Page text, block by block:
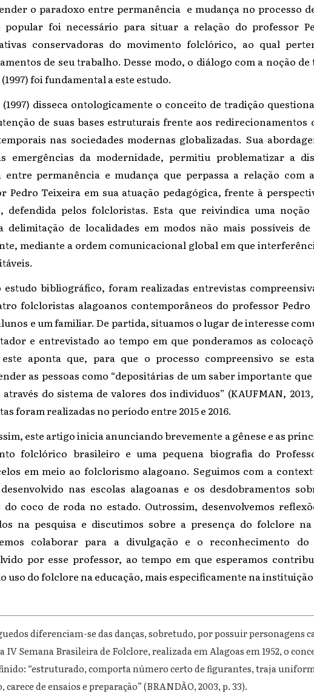
o paradoxo entre permanência e mudança no processo
popular foi necessário para situar a relação do professor
conservadoras do movimento folclórico, ao qual
de seu trabalho. Desse modo, o diálogo com a noção
foi fundamental a este estudo.
(1997) disseca ontologicamente o conceito de tradição
de suas bases estruturais frente aos redirecionamentos
nas sociedades modernas globalizadas. Sua
emergências da modernidade, permitiu problematizar a
entre permanência e mudança que perpassa a relação com
Pedro Teixeira em sua atuação pedagógica, frente à
defendida pelos folcloristas. Esta que reivindica uma noção
delimitação de localidades em modos não mais possíveis de
mediante a ordem comunicacional global em que
estudo bibliográfico, foram realizadas entrevistas
folcloristas alagoanos contemporâneos do professor
e um familiar. De partida, situamos o lugar de interesse
e entrevistado ao tempo em que ponderamos as
aponta que, para que o processo compreensivo se
as pessoas como “depositárias de um saber importante
do sistema de valores dos indivíduos” (KAUFMAN, 2013,
foram realizadas no período entre 2015 e 2016.
este artigo inicia anunciando brevemente a gênese e as
folclórico brasileiro e uma pequena biografia do
em meio ao folclorismo alagoano. Seguimos com a
nas escolas alagoanas e os desdobramentos
do coco de roda no estado. Outrossim, desenvolvemos
na pesquisa e discutimos sobre a presença do folclore na
colaborar para a divulgação e o reconhecimento
por esse professor, ao tempo em que esperamos
uso do folclore na educação, mais especificamente na
diferenciam-se das danças, sobretudo, por possuir personagens
IV Semana Brasileira de Folclore, realizada em Alagoas em 1952, o
“estruturado, comporta número certo de figurantes, traja
carece de ensaios e preparação” (BRANDÃO, 2003, p. 33).